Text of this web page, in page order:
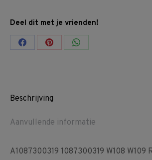
Deel dit met je vrienden!
Share Share Share
Beschrijving
Aanvullende informatie
A1087300319 1087300319 W108